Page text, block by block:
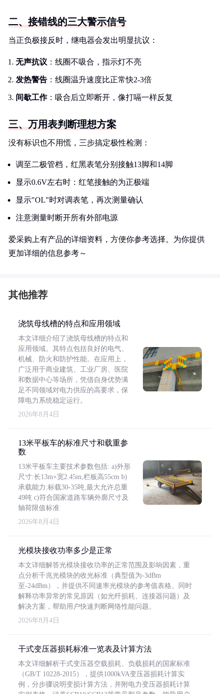
二、接错线的三大警示信号
当正负极接反时，继电器会发出明显抗议：
无声抗议 ：线圈不吸合，指示灯不亮
发热警告 ：线圈温升速度比正常快2-3倍
间歇工作：吸合后立即断开，像打嗝一样反复
三、万用表判断理想方案
没有标识也不用慌，三步搞定极性检测：
调至二极管档，红黑表笔分别接触13脚和14脚
显示0.6V左右时：红笔接触的为正极端
显示"OL"时对调表笔，再次测量确认
注意测量时断开所有外部电源
爱采购上有产品的详细资料，方便你参考选择。为你提供
更加详细的信息参考～
其他推荐
浇筑母线槽的特点和应用领域
本文详细介绍了浇筑母线槽的特点和
应用领域。其特点包括良好的电气、
机械、防火和防护性能。在应用上，
广泛用于商业建筑、工业厂房、医院
和数据中心等场所，凭借自身优势满
足不同领域对电力供应的高要求，保
障电力系统稳定运行。
2026年8月4日
13米平板车的标准尺寸和载重参
数
13米平板车主要技术参数包括: a)外形
尺寸:长13m×宽2.45m,栏板高55cm b)
承载能力:标载30-35吨,最大允许总重
49吨 c)符合国家道路车辆外廓尺寸及
轴荷限值标准
2026年8月4日
光模块接收功率多少是正常
本文详细解答光模块接收功率的正常范围及影响因素，重
点分析千兆光模块的收光标准（典型值为-3dBm
至-24dBm），并提供不同速率光模块的参考值表格。同时
解释功率异常的常见原因（如光纤损耗、连接器问题）及
解决方案，帮助用户快速判断网络性能问题。
2026年8月4日
干式变压器损耗标准一览表及计算方法
本文详细解析干式变压器空载损耗、负载损耗的国家标准
（GB/T 10228-2015），提供1000kVA变压器损耗计算实
例，分步骤说明变损计算方法，并附电力变压器损耗计算